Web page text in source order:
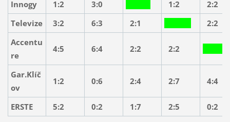
Innogy 1:2 3:0 1:2
2:2
Televize
3:2 6:3 2:1
2:2
Accentu
re
4:5 6:4 2:2 2:2
Gar.Klíč
ov
1:2 0:6 2:4 2:7 4:4
ERSTE 5:2 0:2 1:7 2:5 0:2